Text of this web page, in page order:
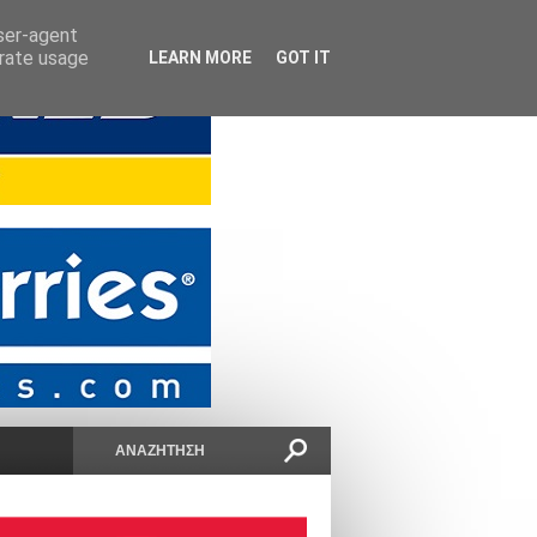
agent
usage
LEARN MORE GOT IT